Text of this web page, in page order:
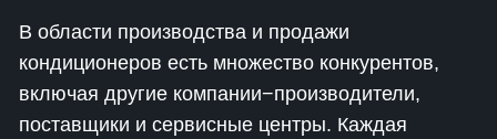
В области производства и продажи
кондиционеров есть множество конкурентов,
включая другие компании−производители,
поставщики и сервисные центры. Каждая